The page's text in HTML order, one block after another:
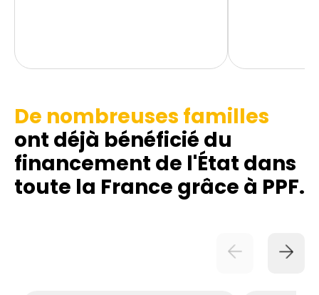
De nombreuses familles
ont déjà bénéficié du
financement de l'État dans
toute la France grâce à PPF.